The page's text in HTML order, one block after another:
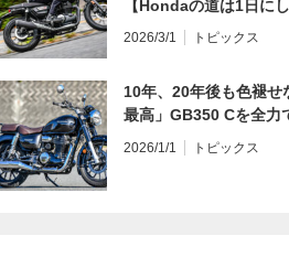
【Hondaの道は1日に
インプレ・レビュー 前
2026/3/1 トピックス
10年、20年後も色褪せ
最高」GB350 Cを全力
2026/1/1 トピックス